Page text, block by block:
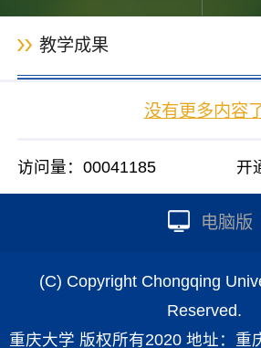
教学成果
没有更多内容
访问量：00041185 开
电脑版
(C) Copyright Chongqing
Reserved.
重庆大学 版权所有2020 地址：重